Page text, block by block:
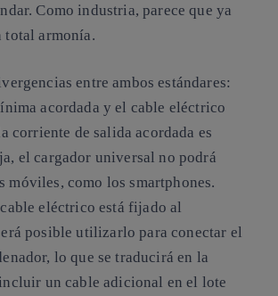
Como industria, parece que ya
total armonía.
entre ambos estándares:
acordada y el cable eléctrico
corriente de salida acordada es
el cargador universal no podrá
móviles, como los smartphones.
eléctrico está fijado al
posible utilizarlo para conectar el
lo que se traducirá en la
un cable adicional en el lote